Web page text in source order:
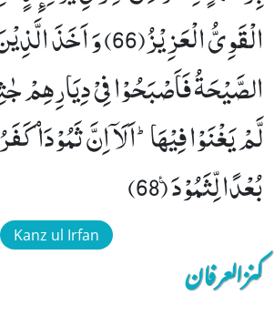
الْقَوِیُّ الْعَزِیْزُ(66) وَ
لَّمْ یَغْنَوْا فِیْهَاؕ-اَلَاۤ اِنَّ ثَمُوْدَاۡ
بُعْدًا لِّثَمُوْدَ۠ (68)
Kanz ul Irfan
کنزالعرفان